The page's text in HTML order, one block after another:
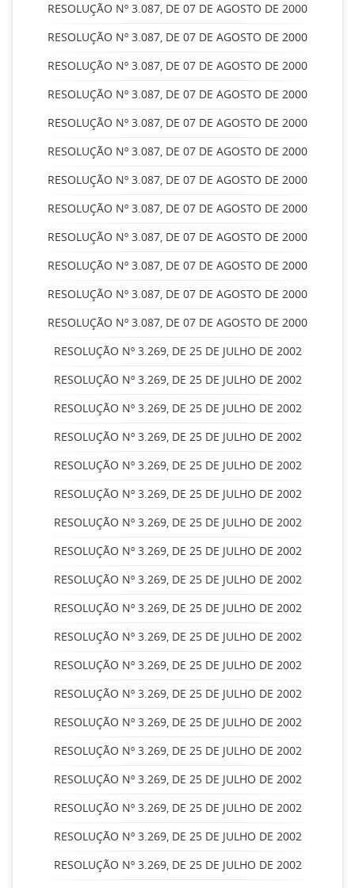
RESOLUÇÃO Nº 3.087, DE 07 DE AGOSTO DE 2000
RESOLUÇÃO Nº 3.087, DE 07 DE AGOSTO DE 2000
RESOLUÇÃO Nº 3.087, DE 07 DE AGOSTO DE 2000
RESOLUÇÃO Nº 3.087, DE 07 DE AGOSTO DE 2000
RESOLUÇÃO Nº 3.087, DE 07 DE AGOSTO DE 2000
RESOLUÇÃO Nº 3.087, DE 07 DE AGOSTO DE 2000
RESOLUÇÃO Nº 3.087, DE 07 DE AGOSTO DE 2000
RESOLUÇÃO Nº 3.087, DE 07 DE AGOSTO DE 2000
RESOLUÇÃO Nº 3.087, DE 07 DE AGOSTO DE 2000
RESOLUÇÃO Nº 3.087, DE 07 DE AGOSTO DE 2000
RESOLUÇÃO Nº 3.087, DE 07 DE AGOSTO DE 2000
RESOLUÇÃO Nº 3.087, DE 07 DE AGOSTO DE 2000
RESOLUÇÃO Nº 3.269, DE 25 DE JULHO DE 2002
RESOLUÇÃO Nº 3.269, DE 25 DE JULHO DE 2002
RESOLUÇÃO Nº 3.269, DE 25 DE JULHO DE 2002
RESOLUÇÃO Nº 3.269, DE 25 DE JULHO DE 2002
RESOLUÇÃO Nº 3.269, DE 25 DE JULHO DE 2002
RESOLUÇÃO Nº 3.269, DE 25 DE JULHO DE 2002
RESOLUÇÃO Nº 3.269, DE 25 DE JULHO DE 2002
RESOLUÇÃO Nº 3.269, DE 25 DE JULHO DE 2002
RESOLUÇÃO Nº 3.269, DE 25 DE JULHO DE 2002
RESOLUÇÃO Nº 3.269, DE 25 DE JULHO DE 2002
RESOLUÇÃO Nº 3.269, DE 25 DE JULHO DE 2002
RESOLUÇÃO Nº 3.269, DE 25 DE JULHO DE 2002
RESOLUÇÃO Nº 3.269, DE 25 DE JULHO DE 2002
RESOLUÇÃO Nº 3.269, DE 25 DE JULHO DE 2002
RESOLUÇÃO Nº 3.269, DE 25 DE JULHO DE 2002
RESOLUÇÃO Nº 3.269, DE 25 DE JULHO DE 2002
RESOLUÇÃO Nº 3.269, DE 25 DE JULHO DE 2002
RESOLUÇÃO Nº 3.269, DE 25 DE JULHO DE 2002
RESOLUÇÃO Nº 3.269, DE 25 DE JULHO DE 2002